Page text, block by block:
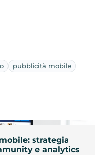
pubblicità mobile
strategia
e analytics